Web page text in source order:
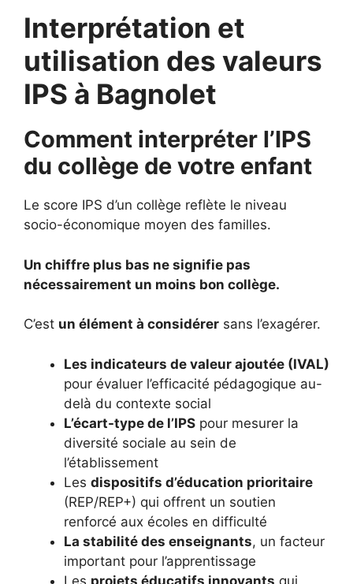
Interprétation et
utilisation des valeurs
IPS à Bagnolet
Comment interpréter l’IPS
du collège de votre enfant
Le score IPS d’un collège reflète le niveau
socio-économique moyen des familles.
Un chiffre plus bas ne signifie pas
nécessairement un moins bon collège.
C’est un élément à considérer sans l’exagérer.
Les indicateurs de valeur ajoutée (IVAL)
pour évaluer l’efficacité pédagogique au-
delà du contexte social
L’écart-type de l’IPS pour mesurer la
diversité sociale au sein de
l’établissement
Les dispositifs d’éducation prioritaire
(REP/REP+) qui offrent un soutien
renforcé aux écoles en difficulté
La stabilité des enseignants, un facteur
important pour l’apprentissage
Les projets éducatifs innovants qui